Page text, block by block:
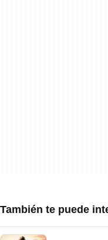
También te puede